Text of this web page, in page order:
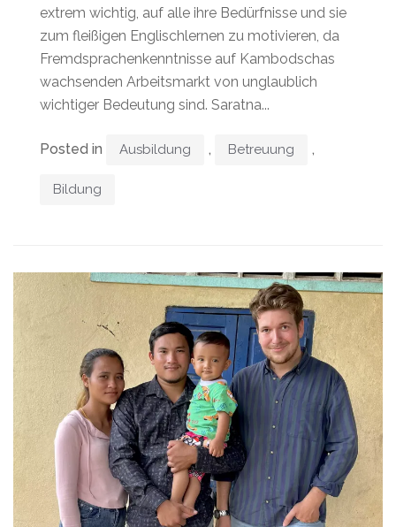
extrem wichtig, auf alle ihre Bedürfnisse und sie
zum fleißigen Englischlernen zu motivieren, da
Fremdsprachenkenntnisse auf Kambodschas
wachsenden Arbeitsmarkt von unglaublich
wichtiger Bedeutung sind. Saratna...
Posted in Ausbildung , Betreuung ,
Bildung